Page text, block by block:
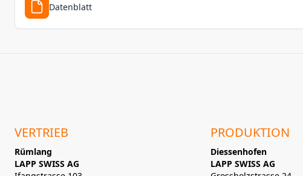
Datenblatt
VERTRIEB
Rümlang
LAPP SWISS AG
PRODUKTION
Diessenhofen
LAPP SWISS AG